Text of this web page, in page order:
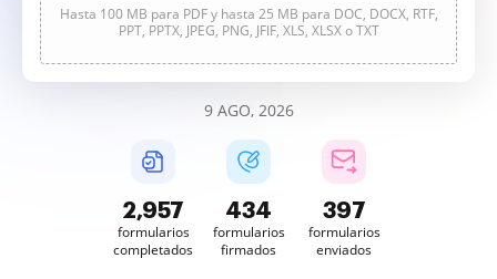
Hasta 100 MB para PDF y hasta 25 MB para DOC, DOCX, RTF,
PPT, PPTX, JPEG, PNG, JFIF, XLS, XLSX o TXT
9 AGO, 2026
2,957
formularios
completados
435
formularios
firmados
397
formularios
enviados